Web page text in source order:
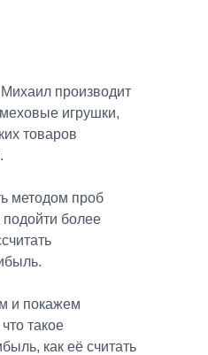
производит
игрушки,
товаров
методом проб
более
и покажем
такое
как её считать